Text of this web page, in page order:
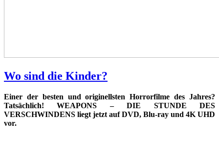
Wo sind die Kinder?
Einer der besten und originellsten Horrorfilme des Jahres?
Tatsächlich! WEAPONS – DIE STUNDE DES
VERSCHWINDENS liegt jetzt auf DVD, Blu-ray und 4K UHD
vor.